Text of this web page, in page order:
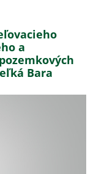
a
Bara